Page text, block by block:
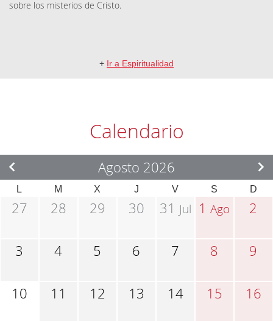
sobre los misterios de Cristo.
+ Ir a Espiritualidad
Calendario
Agosto 2026
L M X J V S D
27 28 29 30 31 Jul 1Ago 2
3 4 5 6 7 8 9
10 11 12 13 14 15 16